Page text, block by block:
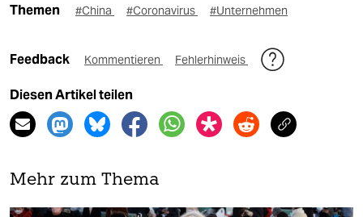
Themen #China #Coronavirus #Unternehmen
Feedback Kommentieren Fehlerhinweis
Diesen Artikel teilen
Mehr zum Thema